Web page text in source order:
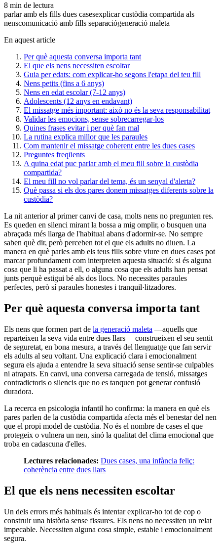
8 min de lectura
parlar amb els fills dues casesexplicar custòdia compartida als
nenscomunicació amb fills separaciógeneració maleta
En aquest article
Per què aquesta conversa importa tant
El que els nens necessiten escoltar
Guia per edats: com explicar-ho segons l'etapa del teu fill
Nens petits (fins a 6 anys)
Nens en edat escolar (7-12 anys)
Adolescents (12 anys en endavant)
El missatge més important: això no és la seva responsabilitat
Validar les emocions, sense sobrecarregar-los
Quines frases evitar i per què fan mal
La rutina explica millor que les paraules
Com mantenir el missatge coherent entre les dues cases
Preguntes freqüents
A quina edat puc parlar amb el meu fill sobre la custòdia
compartida?
El meu fill no vol parlar del tema, és un senyal d'alerta?
Què passa si els dos pares donem missatges diferents sobre la
custòdia?
La nit anterior al primer canvi de casa, molts nens no pregunten res.
Es queden en silenci mirant la bossa a mig omplir, o busquen una
abraçada més llarga de l'habitual abans d'adormir-se. No sempre
saben què dir, però perceben tot el que els adults no diuen. La
manera en què parles amb els teus fills sobre viure en dues cases pot
marcar profundament com interpreten aquesta situació: si és alguna
cosa que li ha passat a ell, o alguna cosa que els adults han pensat
junts perquè estigui bé als dos llocs. No necessites paraules
perfectes, però sí paraules honestes i tranquil·litzadores.
Per què aquesta conversa importa tant
Els nens que formen part de la generació maleta —aquells que
reparteixen la seva vida entre dues llars— construeixen el seu sentit
de seguretat, en bona mesura, a través del llenguatge que fan servir
els adults al seu voltant. Una explicació clara i emocionalment
segura els ajuda a entendre la seva situació sense sentir-se culpables
ni atrapats. En canvi, una conversa carregada de tensió, missatges
contradictoris o silencis que no es tanquen pot generar confusió
duradora.
La recerca en psicologia infantil ho confirma: la manera en què els
pares parlen de la custòdia compartida afecta més el benestar del nen
que el propi model de custòdia. No és el nombre de cases el que
protegeix o vulnera un nen, sinó la qualitat del clima emocional que
troba en cadascuna d'elles.
Lectures relacionades: Dues cases, una infància feliç:
coherència entre dues llars
El que els nens necessiten escoltar
Un dels errors més habituals és intentar explicar-ho tot de cop o
construir una història sense fissures. Els nens no necessiten un relat
impecable. Necessiten alguna cosa simple, estable i emocionalment
segura.